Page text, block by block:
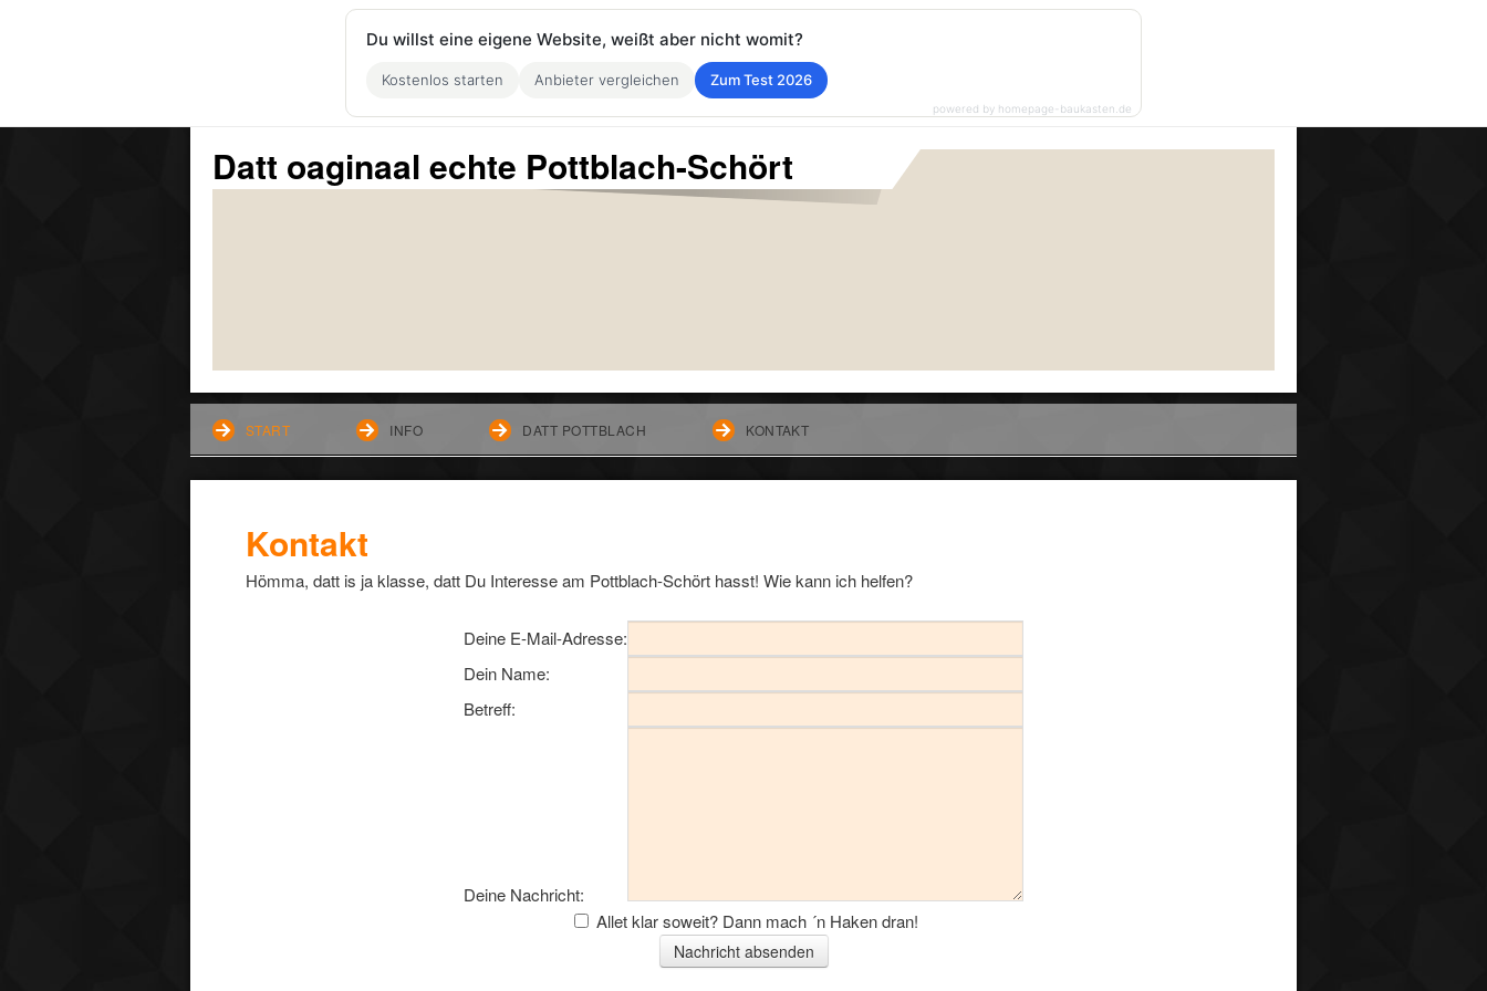
Datt oaginaal echte Pottblach-Schört
START INFO DATT POTTBLACH KONTAKT
Kontakt
Hömma, datt is ja klasse, datt Du Interesse am Pottblach-Schört hasst! Wie kann ich helfen?
Deine E-Mail-Adresse:
Dein Name:
Betreff:
Deine Nachricht:
Allet klar soweit? Dann mach ´n Haken dran!
Du willst eine eigene Website, weißt aber nicht womit?
Kostenlos starten Anbieter vergleichen Zum Test 2026
powered by homepage-baukasten.de